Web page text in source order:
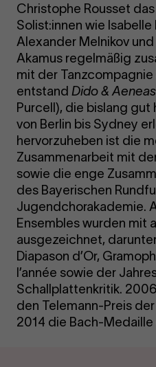
Christophe Rousset
Solist:innen wie
Alexander Melnikov
Akamus regelmäßig
mit der
entstand Dido & Aeneas
Purcell), die bislang
von Berlin bis Sydney
hervorzuheben ist die
Zusammenarbeit mit
sowie die enge
des Bayerischen
Jugendchorakademie.
Ensembles wurden mit
ausgezeichnet,
Diapason d’Or,
l’année sowie der
Schallplattenkritik.
den Telemann-Preis
2014 die Bach-